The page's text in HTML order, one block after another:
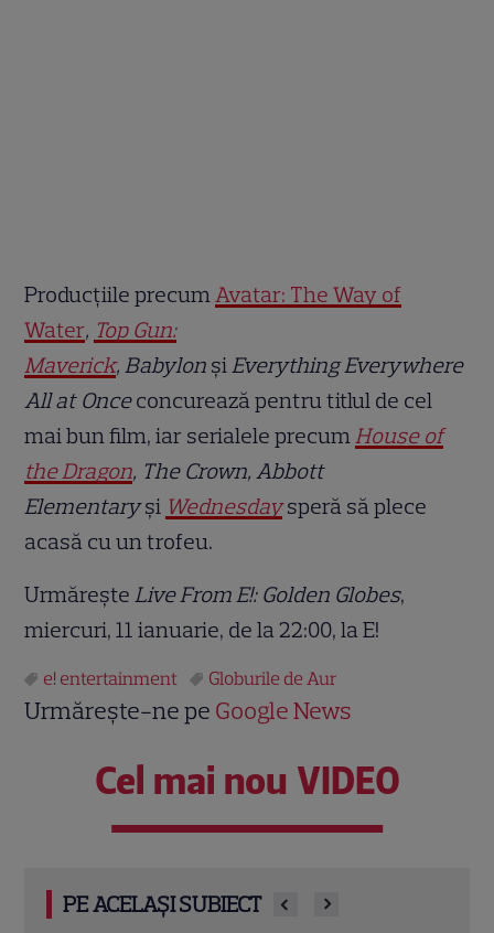
Producțiile precumAvatar: The Way of
Water, Top Gun:
Maverick, Babylon șiEverything Everywhere
All at Onceconcurează pentru titlul de cel
mai bun film, iar serialele precumHouse of
the Dragon, The Crown, Abbott
Elementaryși Wednesdaysperă să plece
acasă cu un trofeu.
UrmăreșteLive From E!: Golden Globes,
miercuri, 11 ianuarie, de la 22:00, la E!
e! entertainment Globurile de Aur
Urmărește-ne pe Google News
Cel mai nou VIDEO
PE ACELAȘI SUBIECT